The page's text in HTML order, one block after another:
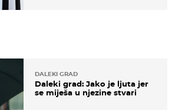
DALEKI GRAD
Daleki grad: Jako je ljuta jer
se miješa u njezine stvari